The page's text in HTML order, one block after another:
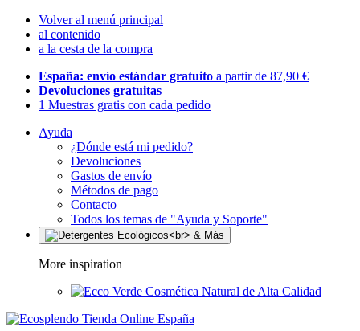
Volver al menú principal
al contenido
a la cesta de la compra
España: envío estándar gratuito a partir de 87,90 €
Devoluciones gratuitas
1 Muestras gratis con cada pedido
Ayuda
¿Dónde está mi pedido?
Devoluciones
Gastos de envío
Métodos de pago
Contacto
Todos los temas de "Ayuda y Soporte"
More inspiration
Cosmética Natural de Alta Calidad